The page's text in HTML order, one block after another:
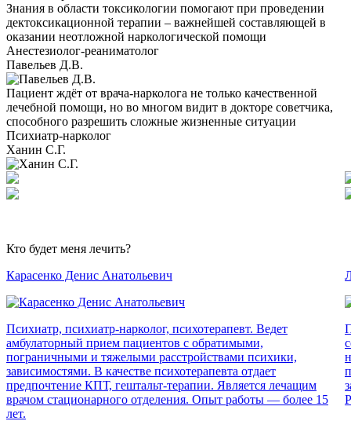
Знания в области токсикологии помогают при проведении
дектоксикационной терапии – важнейшей составляющей в
оказании неотложной наркологической помощи
Анестезиолог-реаниматолог
Павельев Д.В.
Пациент ждёт от врача-нарколога не только качественной
лечебной помощи, но во многом видит в докторе советчика,
способного разрешить сложные жизненные ситуации
Психиатр-нарколог
Ханин С.Г.
Кто будет меня лечить?
Карасенко Денис Анатольевич
Психиатр, психиатр-нарколог, психотерапевт. Ведет
амбулаторный прием пациентов с обратимыми,
пограничными и тяжелыми расстройствами психики,
зависимостями. В качестве психотерапевта отдает
предпочтение КПТ, гештальт-терапии. Является лечащим
врачом стационарного отделения. Опыт работы — более 15
лет.